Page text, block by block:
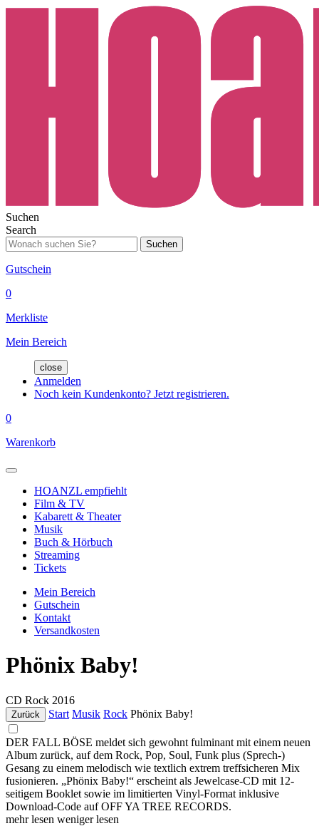
Suchen
Search
Suchen
Gutschein
0
Merkliste
Mein Bereich
close
Anmelden
Noch kein Kundenkonto? Jetzt registrieren.
0
Warenkorb
HOANZL empfiehlt
Film & TV
Kabarett & Theater
Musik
Buch & Hörbuch
Streaming
Tickets
Mein Bereich
Gutschein
Kontakt
Versandkosten
Phönix Baby!
CD Rock 2016
Zurück Start Musik Rock Phönix Baby!
DER FALL BÖSE meldet sich gewohnt fulminant mit einem neuen
Album zurück, auf dem Rock, Pop, Soul, Funk plus (Sprech-)
Gesang zu einem melodisch wie textlich extrem treffsicheren Mix
fusionieren. „Phönix Baby!“ erscheint als Jewelcase-CD mit 12-
seitigem Booklet sowie im limitierten Vinyl-Format inklusive
Download-Code auf OFF YA TREE RECORDS.
mehr lesen weniger lesen